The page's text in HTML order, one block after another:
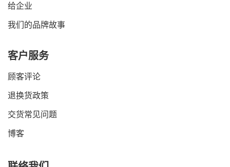
给企业
我们的品牌故事
客户服务
顾客评论
退换货政策
交货常见问题
博客